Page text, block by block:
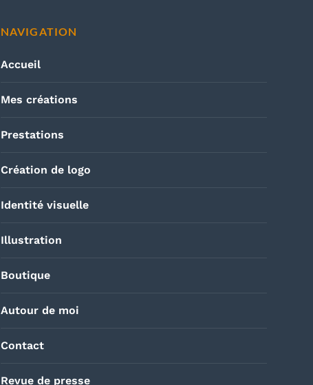
NAVIGATION
Accueil
Mes créations
Prestations
Création de logo
Identité visuelle
Illustration
Boutique
Autour de moi
Contact
Revue de presse